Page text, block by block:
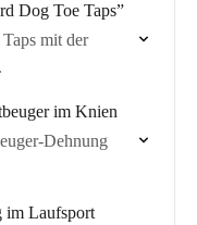
Dog Toe Taps”
mit der
im Knien
Dehnung
im Laufsport